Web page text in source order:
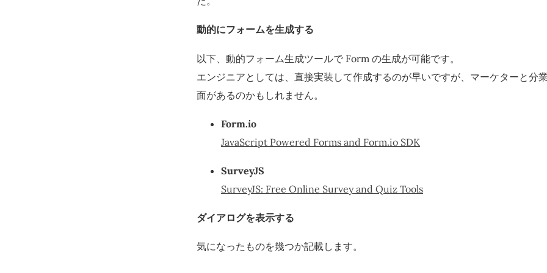
動的にフォームを生成する
以下、動的フォーム生成ツールで Form の生成が可能です。
エンジニアとしては、直接実装して作成するのが早いですが、マーケターと分
面があるのかもしれません。
Form.io
JavaScript Powered Forms and Form.io SDK
SurveyJS
SurveyJS: Free Online Survey and Quiz Tools
ダイアログを表示する
気になったものを幾つか記載します。